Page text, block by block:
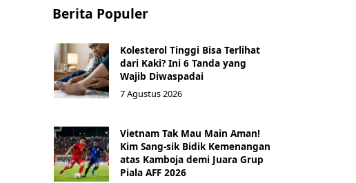
Berita Populer
Kolesterol Tinggi Bisa Terlihat
dari Kaki? Ini 6 Tanda yang
Wajib Diwaspadai
7 Agustus 2026
Vietnam Tak Mau Main Aman!
Kim Sang-sik Bidik Kemenangan
atas Kamboja demi Juara Grup
Piala AFF 2026